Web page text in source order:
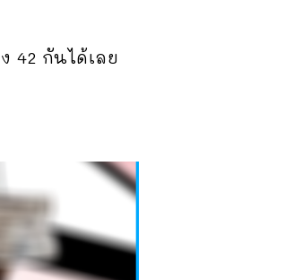
42 กันได้เลย